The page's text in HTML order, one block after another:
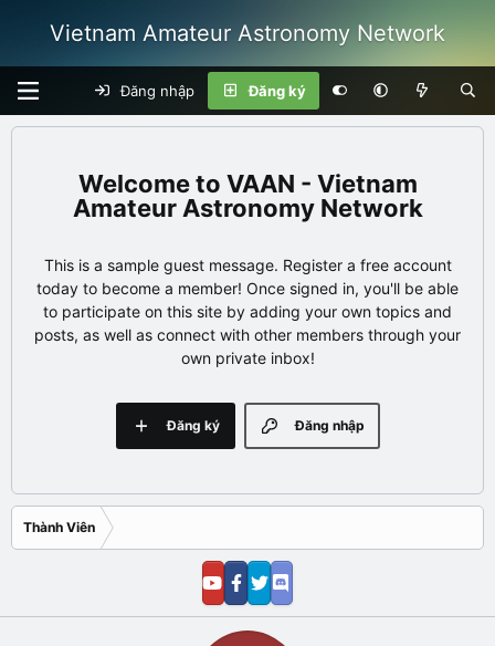
Vietnam Amateur Astronomy Network
Đăng nhập Đăng ký
VAAN - Vietnam
Amateur Astronomy Network
This is a sample guest message. Register a free account
today to become a member! Once signed in, you'll be able
to participate on this site by adding your own topics and
posts, as well as connect with other members through your
own private inbox!
Đăng nhập
Đăng ký
Thành Viên